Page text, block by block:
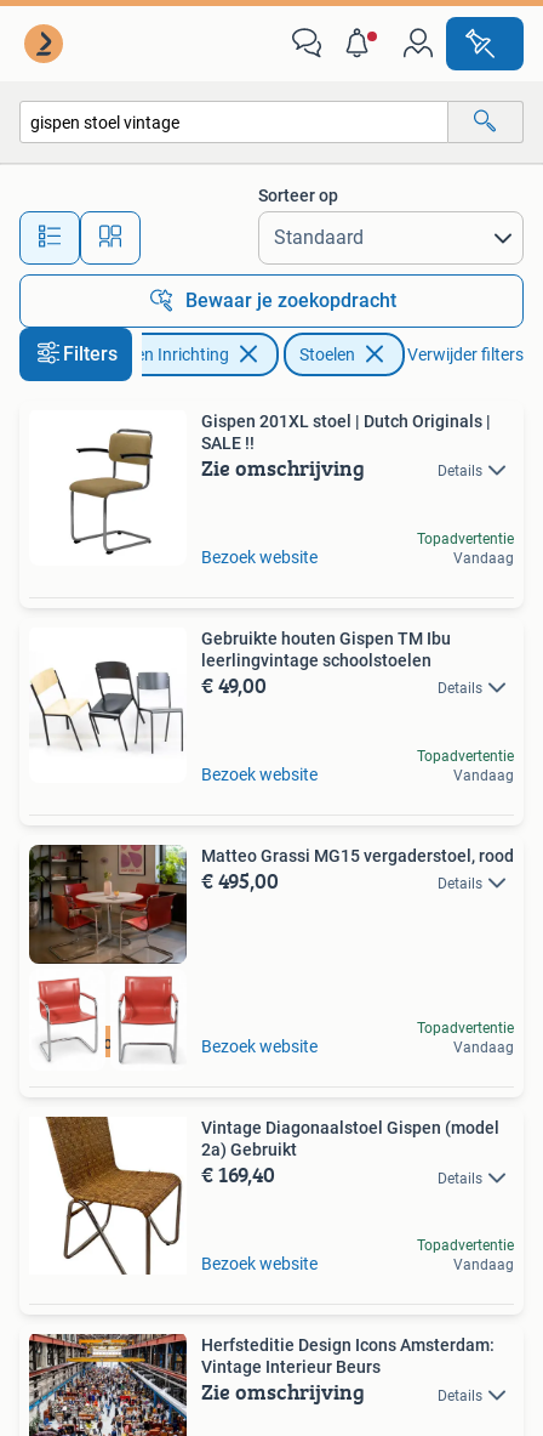
Alle afstanden…
Sorteer op
Bewaar je zoekopdracht
FiltersHuis en Inrichting Stoelen Verwijder filters
Gispen 201XL stoel | Dutch Originals |
SALE !!
Zie omschrijving Details
Bezoek website
Topadvertentie
Vandaag
Gebruikte houten Gispen TM Ibu
leerlingvintage schoolstoelen
€ 49,00 Details
Bezoek website
Topadvertentie
Vandaag
Best beoordeeld
Matteo Grassi MG15 vergaderstoel, rood
€ 495,00 Details
Bezoek website
Topadvertentie
Vandaag
Vintage Diagonaalstoel Gispen (model
2a) Gebruikt
€ 169,40 Details
Bezoek website
Topadvertentie
Vandaag
Herfsteditie Design Icons Amsterdam:
Vintage Interieur Beurs
Zie omschrijving Details